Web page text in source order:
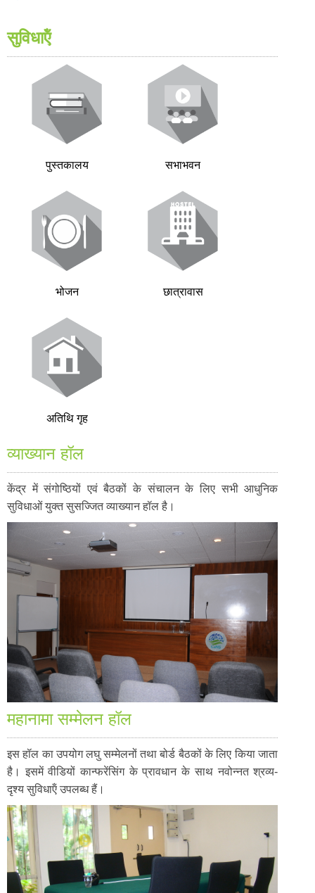
सुविधाऍं
पुस्तकालय सभाभवन
भोजन छात्रावास
अतिथि गृह
व्याख्यान हॉल
केंद्र में संगोष्ठियों एवं बैठकों के संचालन के लिए सभी आधुनिक
सुविधाओं युक्त सुसज्जित व्याख्यान हॉल है।
महानामा सम्मेलन हॉल
इस हॉल का उपयोग लघु सम्मेलनों तथा बोर्ड बैठकों के लिए किया जाता
है। इसमें वीडियों कान्फरेंसिंग के प्रावधान के साथ नवोन्नत श्रव्य-
दृश्य सुविधाऍं उपलब्ध हैं।